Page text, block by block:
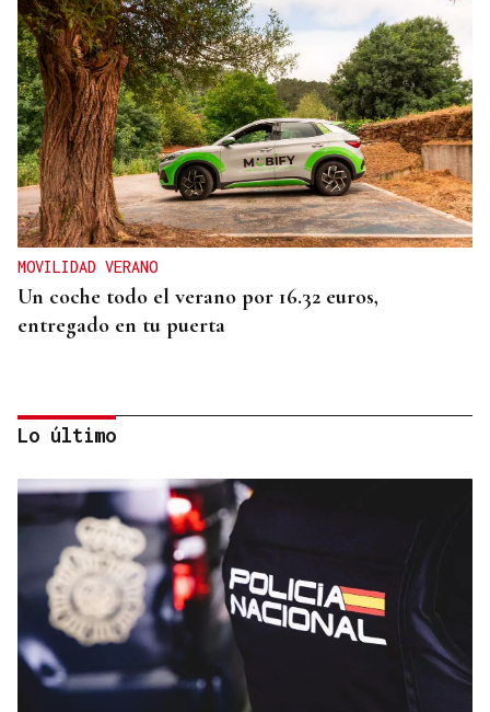
MOVILIDAD VERANO
Un coche todo el verano por 16.32 euros,
entregado en tu puerta
CONATO EXTINGUIDO
Vídeo | Se desata un incendio forestal en una
Lo último